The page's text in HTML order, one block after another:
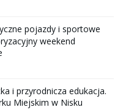
pojazdy i sportowe
weekend
i przyrodnicza edukacja.
Miejskim w Nisku